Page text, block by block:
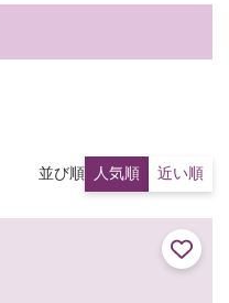
並び順 人気順 近い順